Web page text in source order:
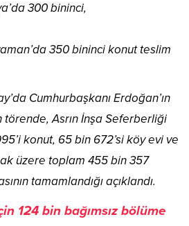
300 bininci,
350 bininci konut teslim
Cumhurbaşkanı Erdoğan’ın
törende, Asrın İnşa Seferberliği
konut, 65 bin 672’si köy evi ve
üzere toplam 455 bin 357
tamamlandığı açıklandı.
124 bin bağımsız bölüme